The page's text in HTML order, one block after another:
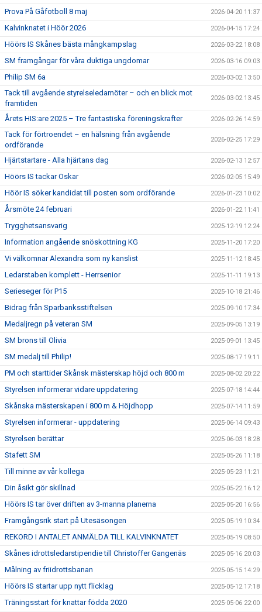
Prova På Gåfotboll 8 maj 2026-04-20 11:37
Kalvinknatet i Höör 2026 2026-04-15 17:24
Höörs IS Skånes bästa mångkampslag 2026-03-22 18:08
SM framgångar för våra duktiga ungdomar 2026-03-16 09:03
Philip SM 6a 2026-03-02 13:50
Tack till avgående styrelseledamöter – och en blick mot
framtiden
2026-03-02 13:45
Årets HIS:are 2025 – Tre fantastiska föreningskrafter 2026-02-26 14:59
Tack för förtroendet – en hälsning från avgående
ordförande
2026-02-25 17:29
Hjärtstartare - Alla hjärtans dag 2026-02-13 12:57
Höörs IS tackar Oskar 2026-02-05 15:49
Höör IS söker kandidat till posten som ordförande 2026-01-23 10:02
Årsmöte 24 februari 2026-01-22 11:41
Trygghetsansvarig 2025-12-19 12:24
Information angående snöskottning KG 2025-11-20 17:20
Vi välkomnar Alexandra som ny kanslist 2025-11-12 18:45
Ledarstaben komplett - Herrsenior 2025-11-11 19:13
Serieseger för P15 2025-10-18 21:46
Bidrag från Sparbanksstiftelsen 2025-09-10 17:34
Medaljregn på veteran SM 2025-09-05 13:19
SM brons till Olivia 2025-09-01 13:45
SM medalj till Philip! 2025-08-17 19:11
PM och starttider Skånsk mästerskap höjd och 800 m 2025-08-02 20:22
Styrelsen informerar vidare uppdatering 2025-07-18 14:44
Skånska mästerskapen i 800 m & Höjdhopp 2025-07-14 11:59
Styrelsen informerar - uppdatering 2025-06-14 09:43
Styrelsen berättar 2025-06-03 18:28
Stafett SM 2025-05-26 11:18
Till minne av vår kollega 2025-05-23 11:21
Din åsikt gör skillnad 2025-05-22 16:12
Höörs IS tar över driften av 3-manna planerna 2025-05-20 16:56
Framgångsrik start på Utesäsongen 2025-05-19 10:34
REKORD I ANTALET ANMÄLDA TILL KALVINKNATET 2025-05-19 08:50
Skånes idrottsledarstipendie till Christoffer Gangenäs 2025-05-16 20:03
Målning av friidrottsbanan 2025-05-15 14:29
Höörs IS startar upp nytt flicklag 2025-05-12 17:18
Träningsstart för knattar födda 2020 2025-05-06 22:00